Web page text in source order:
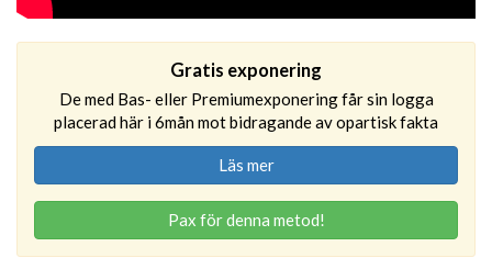
Gratis exponering
De med Bas- eller Premiumexponering får sin logga
placerad här i 6mån mot bidragande av opartisk fakta
Läs mer
Pax för denna metod!